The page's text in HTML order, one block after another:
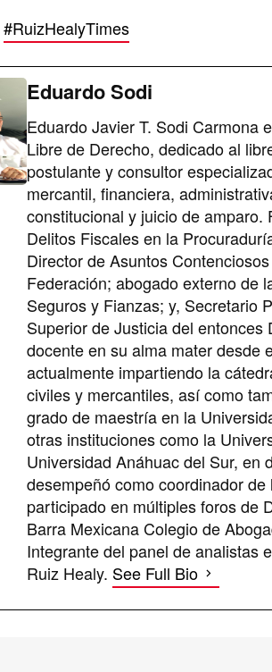
#RuizHealyTimes
Eduardo Sodi
Eduardo Javier T. Sodi Carmona
Libre de Derecho, dedicado al
postulante y consultor
mercantil, financiera,
constitucional y juicio de amparo.
Delitos Fiscales en la
Director de Asuntos
Federación; abogado externo de
Seguros y Fianzas; y, Secretario
Superior de Justicia del entonces
docente en su alma mater desde
actualmente impartiendo la
civiles y mercantiles, así como
grado de maestría en la
otras instituciones como la
Universidad Anáhuac del Sur, en
desempeñó como coordinador
participado en múltiples foros de
Barra Mexicana Colegio de
Integrante del panel de analistas
Ruiz Healy. See Full Bio